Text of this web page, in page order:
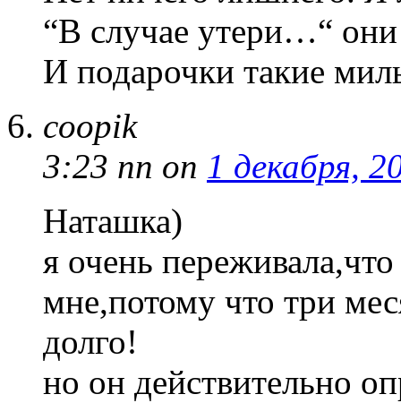
“В случае утери…“
И подарочки такие
coopik
3:23 пп on 1 декабря,
Наташка)
я очень
мне,потому что три
долго!
но он действительно